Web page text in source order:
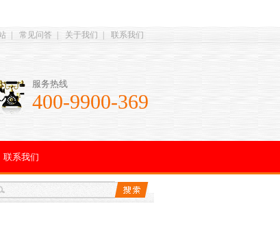
常见问答 关于我们 联系我们
服务热线
400-9900-369
联系我们